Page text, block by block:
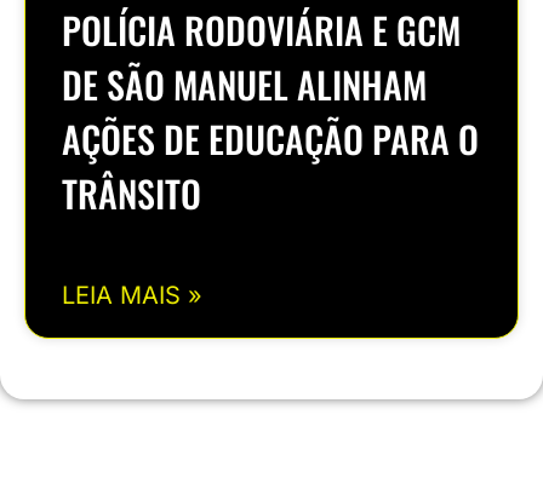
POLÍCIA RODOVIÁRIA E GCM
DE SÃO MANUEL ALINHAM
AÇÕES DE EDUCAÇÃO PARA O
TRÂNSITO
LEIA MAIS »